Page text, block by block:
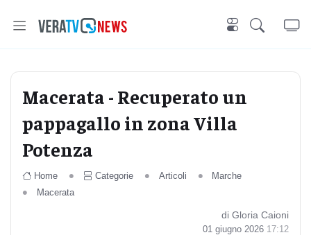
Macerata - Recuperato un
pappagallo in zona Villa
Potenza
Home Categorie Articoli
Marche
Macerata
di Gloria Caioni
01 giugno 2026 17:12